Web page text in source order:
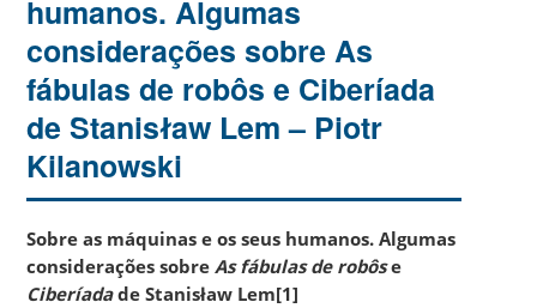
humanos. Algumas
considerações sobre As
fábulas de robôs e Ciberíada
de Stanisław Lem – Piotr
Kilanowski
Sobre as máquinas eosseus humanos. Algumas
considerações sobreAs fábulas de robôse
Ciberíadade Stanisław Lem[1]